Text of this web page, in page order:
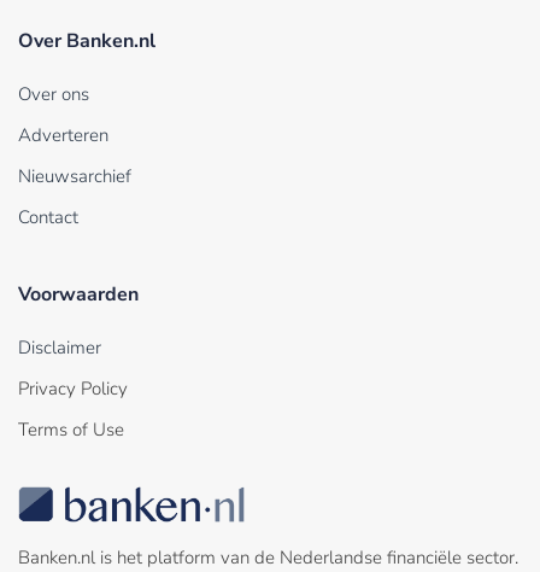
Over Banken.nl
Over ons
Adverteren
Nieuwsarchief
Contact
Voorwaarden
Disclaimer
Privacy Policy
Terms of Use
Banken.nl is het platform van de Nederlandse financiële sector.